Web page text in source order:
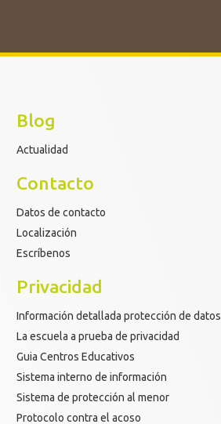
Blog
Actualidad
Contacto
Datos de contacto
Localización
Escríbenos
Privacidad
Información detallada protección de datos
La escuela a prueba de privacidad
Guia Centros Educativos
Sistema interno de información
Sistema de protección al menor
Protocolo contra el acoso